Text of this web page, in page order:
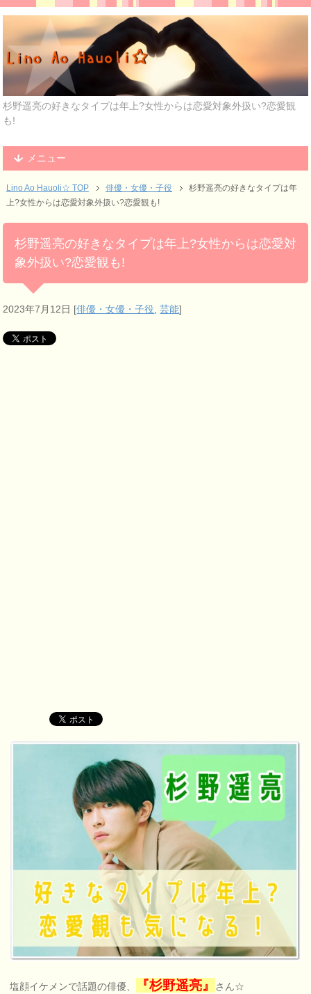
杉野遥亮の好きなタイプは年上?女性からは恋愛対象外扱い?恋愛観
も!
メニュー
Lino Ao Hauoli☆ TOP 俳優・女優・子役
杉野遥亮の好きなタイプは年
上?女性からは恋愛対象外扱い?恋愛観も!
杉野遥亮の好きなタイプは年上?女性からは恋愛対
象外扱い?恋愛観も!
2023年7月12日 [俳優・女優・子役 ,芸能]
塩顔イケメンで話題の俳優、 『杉野遥亮』 さん☆